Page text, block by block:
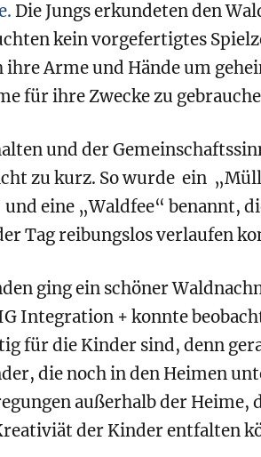
Die Jungs erkundeten den
kein vorgefertigtes
Arme und Hände um
für ihre Zwecke zu
und der
zu kurz. So wurde ein
eine „Waldfee“ benannt,
Tag reibungslos verlaufen
ging ein schöner
Integration + konnte
für die Kinder sind, denn
die noch in den Heimen
außerhalb der Heime,
der Kinder entfalten